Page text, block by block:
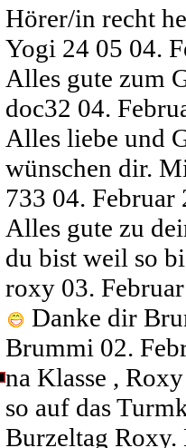
Hörer/in recht
Yogi 24 05 04.
Alles gute zum
doc32 04.
Alles liebe und
wünschen dir.
733 04. Februar
Alles gute zu
du bist weil so
roxy 03.
Danke dir
Brummi 02.
na Klasse ,
so auf das
Burzeltag